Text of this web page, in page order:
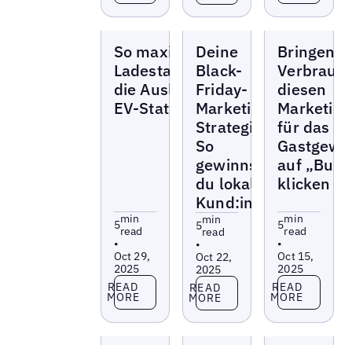
So maximieren
Ladestationsbetreiber
die Auslastung der
EV-Stationen
5min
read
•
Oct 29,
2025
Read more
READ
MORE
Deine
Black-
Friday-
Marketing-
Strategie:
So
gewinnst
du lokale
Kund:innen
5min
read
•
Oct 22,
2025
Read more
READ
MORE
Bringen
diesen
für das
auf
klicken
5min
read
•
Oct 15,
2025
Read more
READ
MORE